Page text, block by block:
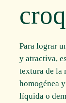
Para lograr
y atractiva,
textura de la
homogénea
líquida o